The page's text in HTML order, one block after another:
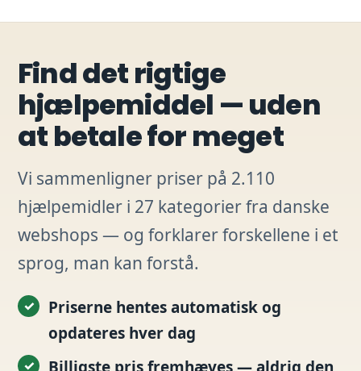
Find det rigtige
hjælpemiddel — uden
at betale for meget
Vi sammenligner priser på 2.110
hjælpemidler i 27 kategorier fra danske
webshops — og forklarer forskellene i et
sprog, man kan forstå.
Priserne hentes automatisk og
opdateres hver dag
Billigste pris fremhæves — aldrig den